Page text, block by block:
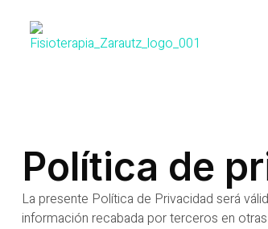
Política de
La presente Política de Privacidad será
información recabada por terceros en